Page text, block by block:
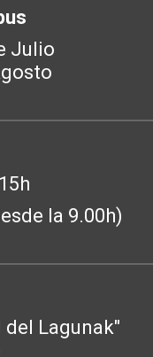
Julio
la 9.00h)
Lagunak"